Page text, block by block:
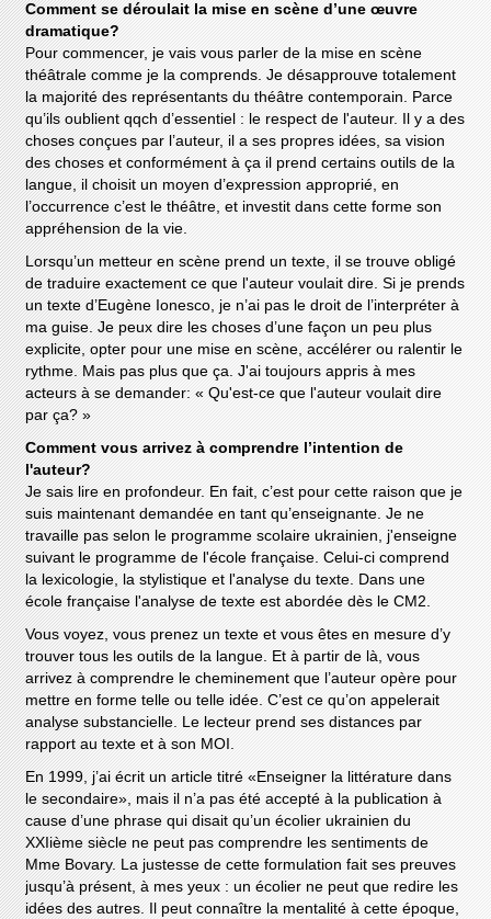
Comment se déroulait la mise en scène d’une œuvre
dramatique?
Pour commencer, je vais vous parler de la mise en scène
théâtrale comme je la comprends. Je désapprouve totalement
la majorité des représentants du théâtre contemporain. Parce
qu’ils oublient qqch d’essentiel : le respect de l'auteur. Il y a des
choses conçues par l’auteur, il a ses propres idées, sa vision
des choses et conformément à ça il prend certains outils de la
langue, il choisit un moyen d’expression approprié, en
l’occurrence c’est le théâtre, et investit dans cette forme son
appréhension de la vie.
Lorsqu’un metteur en scène prend un texte, il se trouve obligé
de traduire exactement ce que l'auteur voulait dire. Si je prends
un texte d’Eugène Ionesco, je n’ai pas le droit de l’interpréter à
ma guise. Je peux dire les choses d’une façon un peu plus
explicite, opter pour une mise en scène, accélérer ou ralentir le
rythme. Mais pas plus que ça. J'ai toujours appris à mes
acteurs à se demander: « Qu'est-ce que l'auteur voulait dire
par ça? »
Comment vous arrivez à comprendre l’intention de
l'auteur?
Je sais lire en profondeur. En fait, c’est pour cette raison que je
suis maintenant demandée en tant qu’enseignante. Je ne
travaille pas selon le programme scolaire ukrainien, j'enseigne
suivant le programme de l'école française. Celui-ci comprend
la lexicologie, la stylistique et l'analyse du texte. Dans une
école française l'analyse de texte est abordée dès le CM2.
Vous voyez, vous prenez un texte et vous êtes en mesure d’y
trouver tous les outils de la langue. Et à partir de là, vous
arrivez à comprendre le cheminement que l’auteur opère pour
mettre en forme telle ou telle idée. C’est ce qu’on appelerait
analyse substancielle. Le lecteur prend ses distances par
rapport au texte et à son MOI.
En 1999, j’ai écrit un article titré «Enseigner la littérature dans
le secondaire», mais il n’a pas été accepté à la publication à
cause d’une phrase qui disait qu’un écolier ukrainien du
XXIième siècle ne peut pas comprendre les sentiments de
Mme Bovary. La justesse de cette formulation fait ses preuves
jusqu’à présent, à mes yeux : un écolier ne peut que redire les
idées des autres. Il peut connaître la mentalité à cette époque,